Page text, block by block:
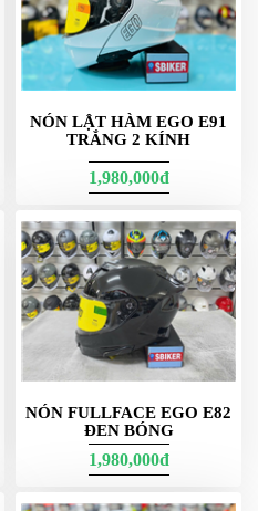
NÓN LẬT HÀM EGO E91
TRẮNG 2 KÍNH
1,980,000đ
NÓN FULLFACE EGO E82
ĐEN BÓNG
1,980,000đ